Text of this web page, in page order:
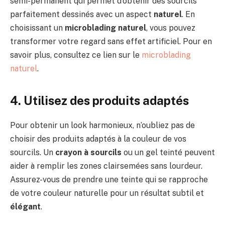
parfaitement dessinés avec un aspect naturel. En
choisissant un microblading naturel, vous pouvez
transformer votre regard sans effet artificiel. Pour en
savoir plus, consultez ce lien sur le microblading
naturel.
4. Utilisez des produits adaptés
Pour obtenir un look harmonieux, n’oubliez pas de
choisir des produits adaptés à la couleur de vos
sourcils. Un crayon à sourcils ou un gel teinté peuvent
aider à remplir les zones clairsemées sans lourdeur.
Assurez-vous de prendre une teinte qui se rapproche
de votre couleur naturelle pour un résultat subtil et
élégant.